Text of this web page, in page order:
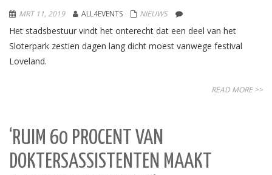
MRT 11, 2019 ALL4EVENTS NIEUWS
Het stadsbestuur vindt het onterecht dat een deel van het
Sloterpark zestien dagen lang dicht moest vanwege festival
Loveland.
READ MORE >>
‘RUIM 60 PROCENT VAN
DOKTERSASSISTENTEN MAAKT